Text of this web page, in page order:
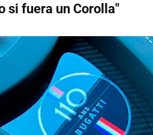
si fuera un Corolla"